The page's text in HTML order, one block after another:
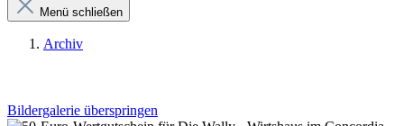
Menü schließen
Archiv
Bildergalerie überspringen